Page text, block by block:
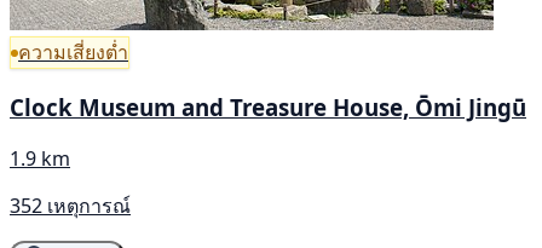
ความเสี่ยงต่ำ
Clock Museum and Treasure House, Ōmi Jingū
1.9 km
352 เหตุการณ์